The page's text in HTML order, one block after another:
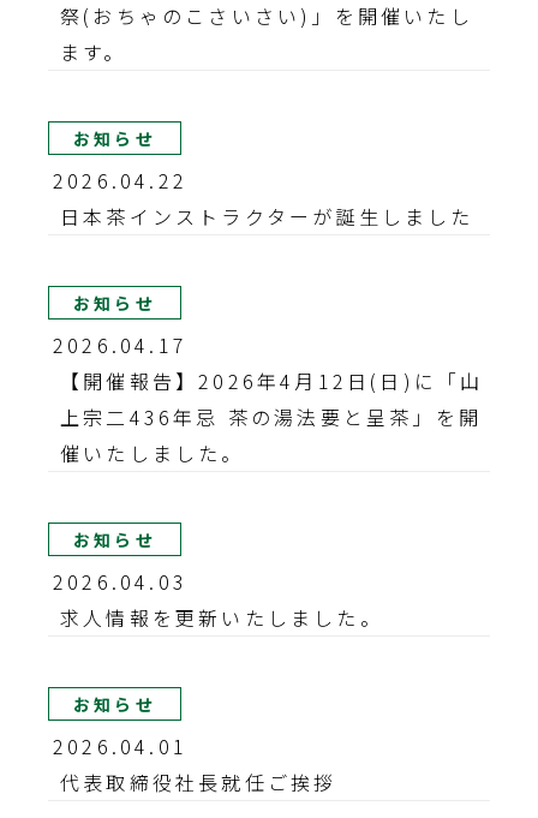
祭(おちゃのこさいさい)」を開催いたし
ます。
お知らせ
2026.04.22
日本茶インストラクターが誕生しました
お知らせ
2026.04.17
【開催報告】2026年4月12日(日)に「山
上宗二436年忌 茶の湯法要と呈茶」を開
催いたしました。
お知らせ
2026.04.03
求人情報を更新いたしました。
お知らせ
2026.04.01
代表取締役社長就任ご挨拶